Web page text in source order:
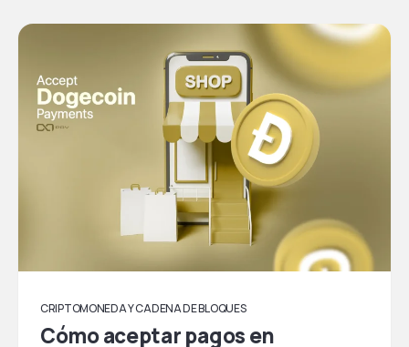
CRIPTOMONEDA Y CADENA DE BLOQUES
Cómo aceptar pagos en